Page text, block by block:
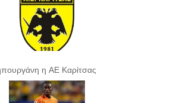
η ΑΕ Καρίτσας